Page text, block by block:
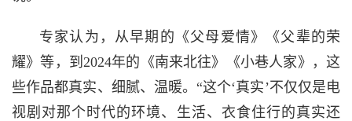
专家认为，从早期的《父母爱情》《父辈的荣
耀》等，到2024年的《南来北往》《小巷人家》，这
些作品都真实、细腻、温暖。“这个‘真实’不仅仅是电
视剧对那个时代的环境、生活、衣食住行的真实还